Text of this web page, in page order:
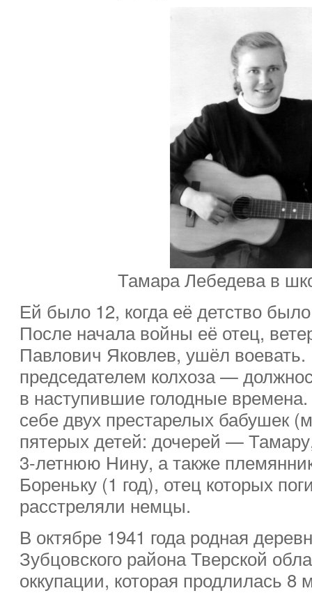
Тамара Лебедева в
Ей было 12, когда её детство
После начала войны её отец,
Павлович Яковлев, ушёл
председателем колхоза —
в наступившие голодные
себе двух престарелых бабушек
пятерых детей: дочерей —
3-летнюю Нину, а также
Бореньку (1 год), отец которых
расстреляли немцы.
В октябре 1941 года родная
Зубцовского района Тверской
оккупации, которая продлилась 8